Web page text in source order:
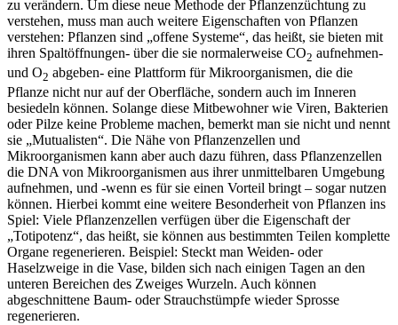
zu verändern. Um diese neue Methode der Pflanzenzüchtung zu
verstehen, muss man auch weitere Eigenschaften von Pflanzen
verstehen: Pflanzen sind „offene Systeme“, das heißt, sie bieten mit
ihren Spaltöffnungen- über die sie normalerweise CO2 aufnehmen-
und O2 abgeben- eine Plattform für Mikroorganismen, die die
Pflanze nicht nur auf der Oberfläche, sondern auch im Inneren
besiedeln können. Solange diese Mitbewohner wie Viren, Bakterien
oder Pilze keine Probleme machen, bemerkt man sie nicht und nennt
sie „Mutualisten“. Die Nähe von Pflanzenzellen und
Mikroorganismen kann aber auch dazu führen, dass Pflanzenzellen
die DNA von Mikroorganismen aus ihrer unmittelbaren Umgebung
aufnehmen, und -wenn es für sie einen Vorteil bringt – sogar nutzen
können. Hierbei kommt eine weitere Besonderheit von Pflanzen ins
Spiel: Viele Pflanzenzellen verfügen über die Eigenschaft der
„Totipotenz“, das heißt, sie können aus bestimmten Teilen komplette
Organe regenerieren. Beispiel: Steckt man Weiden- oder
Haselzweige in die Vase, bilden sich nach einigen Tagen an den
unteren Bereichen des Zweiges Wurzeln. Auch können
abgeschnittene Baum- oder Strauchstümpfe wieder Sprosse
regenerieren.